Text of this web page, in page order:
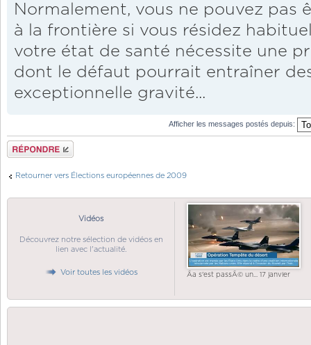
Normalement, vous ne pouvez pas
à la frontière si vous résidez
votre état de santé nécessite une
dont le défaut pourrait entraîner
exceptionnelle gravité...
Afficher les messages postés depuis:
Répondre
Retourner vers Élections européennes de 2009
Vidéos
Découvrez notre sélection de vidéos en
lien avec l'actualité.
Voir toutes les vidéos Ãa s'est passÃ© un... 17 janvier